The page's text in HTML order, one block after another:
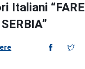
Italiani “FARE